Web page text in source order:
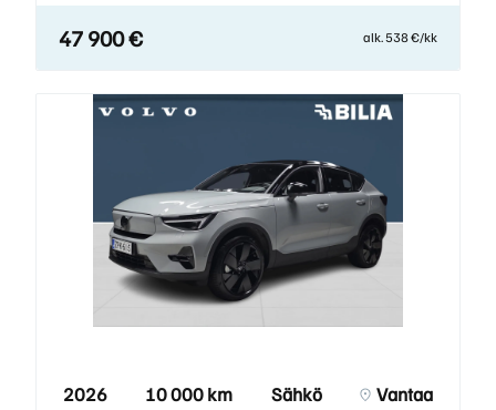
47 900 € alk. 538 €/kk
2026 10 000 km Sähkö Vantaa